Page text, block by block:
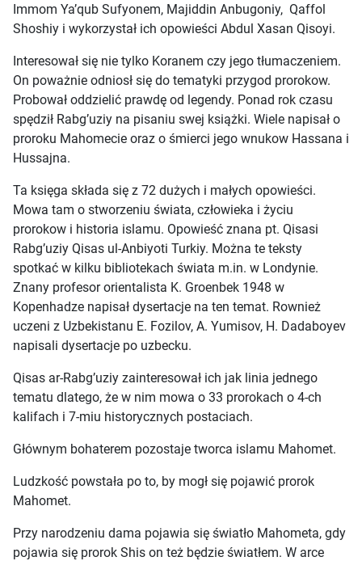
Immom Ya’qub Sufyonem, Majiddin Anbugoniy, Qaffol
Shoshiy i wykorzystał ich opowieści Abdul Xasan Qisoyi.
Interesował się nie tylko Koranem czy jego tłumaczeniem.
On poważnie odniosł się do tematyki przygod prorokow.
Probował oddzielić prawdę od legendy. Ponad rok czasu
spędził Rabg’uziy na pisaniu swej książki. Wiele napisał o
proroku Mahomecie oraz o śmierci jego wnukow Hassana i
Hussajna.
Ta księga składa się z 72 dużych i małych opowieści.
Mowa tam o stworzeniu świata, człowieka i życiu
prorokow i historia islamu. Opowieść znana pt. Qisasi
Rabg’uziy Qisas ul-Anbiyoti Turkiy. Można te teksty
spotkać w kilku bibliotekach świata m.in. w Londynie.
Znany profesor orientalista K. Groenbek 1948 w
Kopenhadze napisał dysertacje na ten temat. Rownież
uczeni z Uzbekistanu E. Fozilov, A. Yumisov, H. Dadaboyev
napisali dysertacje po uzbecku.
Qisas ar-Rabg’uziy zainteresował ich jak linia jednego
tematu dlatego, że w nim mowa o 33 prorokach o 4-ch
kalifach i 7-miu historycznych postaciach.
Głównym bohaterem pozostaje tworca islamu Mahomet.
Ludzkość powstała po to, by mogł się pojawić prorok
Mahomet.
Przy narodzeniu dama pojawia się światło Mahometa, gdy
pojawia się prorok Shis on też będzie światłem. W arce